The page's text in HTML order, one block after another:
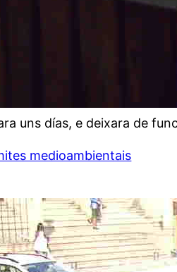
uns días, e deixara de
medioambientais